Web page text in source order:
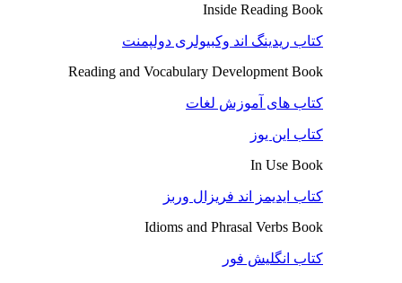
Inside Reading Book
کتاب ریدینگ اند وکبیولری دولپمنت
Reading and Vocabulary Development Book
کتاب های آموزش لغات
کتاب این یوز
In Use Book
کتاب ایدیمز اند فریزال وربز
Idioms and Phrasal Verbs Book
کتاب انگلیش فور